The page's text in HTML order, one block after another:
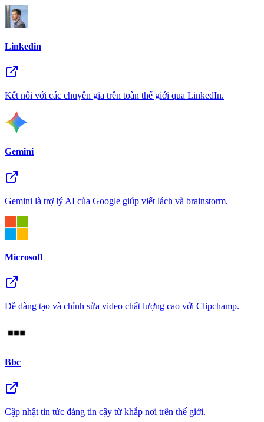
Linkedin
Kết nối với các chuyên gia trên toàn thế giới qua LinkedIn.
Gemini
Gemini là trợ lý AI của Google giúp viết lách và brainstorm.
Microsoft
Dễ dàng tạo và chỉnh sửa video chất lượng cao với Clipchamp.
Bbc
Cập nhật tin tức đáng tin cậy từ khắp nơi trên thế giới.